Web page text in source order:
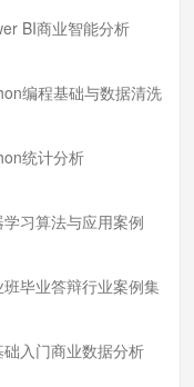
BI商业智能分析
编程基础与数据清洗
统计分析
习算法与应用案例
毕业答辩行业案例集
入门商业数据分析